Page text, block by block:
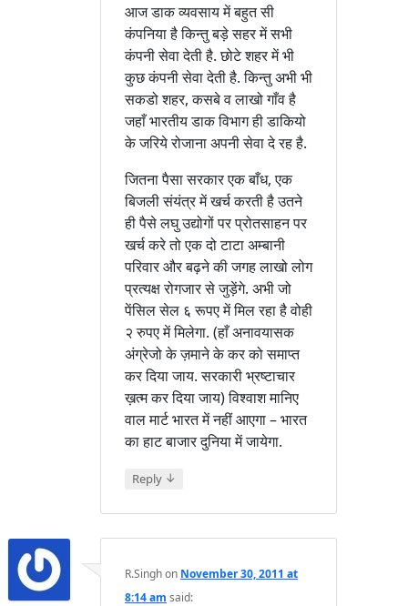
आज डाक व्यवसाय में बहुत सी
कंपनिया है किन्तु बड़े सहर में सभी
कंपनी सेवा देती है. छोटे शहर में भी
कुछ कंपनी सेवा देती है. किन्तु अभी भी
सकडो शहर, कसबे व लाखो गाँव है
जहाँ भारतीय डाक विभाग ही डाकियो
के जरिये रोजाना अपनी सेवा दे रह है.
जितना पैसा सरकार एक बाँध, एक
बिजली संयंत्र में खर्च करती है उतने
ही पैसे लघु उद्योगों पर प्रोतसाहन पर
खर्च करे तो एक दो टाटा अम्बानी
परिवार और बढ़ने की जगह लाखो लोग
प्रत्यक्ष रोगजार से जुड़ेंगे. अभी जो
पेंसिल सेल ६ रूपए में मिल रहा है वोही
२ रुपए में मिलेगा. (हाँ अनावयासक
अंग्रेजो के ज़माने के कर को समाप्त
कर दिया जाय. सरकारी भ्रष्टाचार
ख़त्म कर दिया जाय) विश्वाश मानिए
वाल मार्ट भारत में नहीं आएगा – भारत
का हाट बाजार दुनिया में जायेगा.
Reply ↓
R.Singhon November 30, 2011 at
8:14 am said: